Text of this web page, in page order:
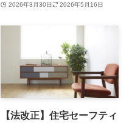
2026年3月30日 2026年5月16日
【法改正】住宅セーフティ